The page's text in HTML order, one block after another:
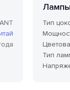
Лампы
Тип
Тип